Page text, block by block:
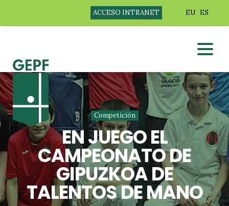
ACCESO INTRANET EU ES
Competición
EN JUEGO EL
CAMPEONATO DE
GIPUZKOA DE
TALENTOS DE MANO